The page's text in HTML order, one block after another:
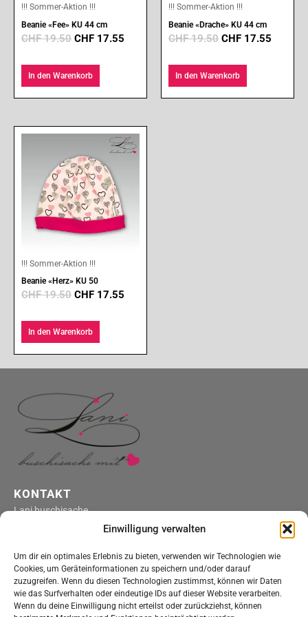
Einwilligung verwalten
Um dir ein optimales Erlebnis zu bieten, verwenden wir Technologien wie
Cookies, um Geräteinformationen zu speichern und/oder darauf
zuzugreifen. Wenn du diesen Technologien zustimmst, können wir Daten
wie das Surfverhalten oder eindeutige IDs auf dieser Website verarbeiten.
Wenn du deine Einwilligung nicht erteilst oder zurückziehst, können
!!! Sommer-Aktion !!!
Beanie «Fee» KU 44 cm
CHF19.50 CHF 17.55
In den Warenkorb
!!! Sommer-Aktion !!!
Beanie «Drache» KU 44 cm
CHF19.50 CHF 17.55
In den Warenkorb
!!! Sommer-Aktion !!!
Beanie «Herz» KU 50
CHF19.50
Ursprünglicher
war:
CHF 19.50
CHF 17.55
Aktueller
Preis
In den Warenkorb
KONTAKT
Lani buschisache
kontakt@lani-buschisache.ch
ÖFFNUNGSZEITEN
Montag bis Freitag
nach telefonischer Vereinbarung
Onlineshop